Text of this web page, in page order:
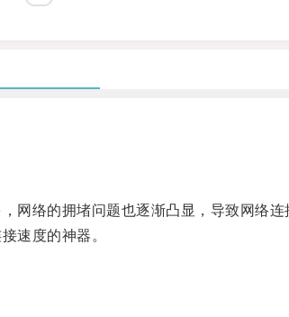
络的拥堵问题也逐渐凸显，导致网络连
速度的神器。